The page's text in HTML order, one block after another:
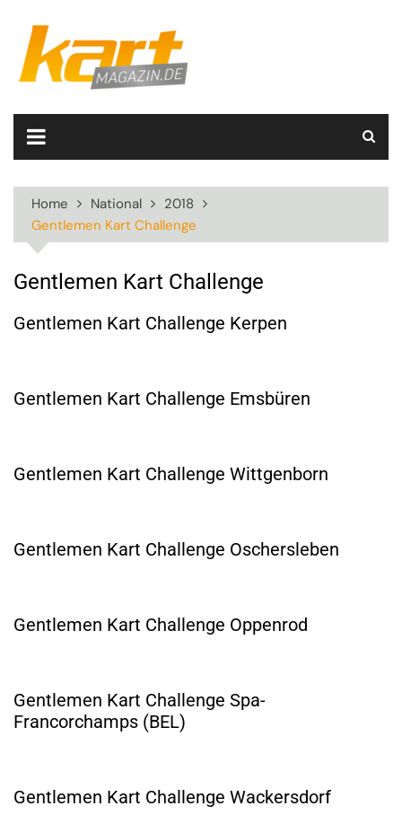
content
Home National
2018
Gentlemen Kart Challenge
Gentlemen Kart Challenge
Gentlemen Kart Challenge Kerpen
Gentlemen Kart Challenge Emsbüren
Gentlemen Kart Challenge Wittgenborn
Gentlemen Kart Challenge Oschersleben
Gentlemen Kart Challenge Oppenrod
Gentlemen Kart Challenge Spa-
Francorchamps (BEL)
Gentlemen Kart Challenge Wackersdorf